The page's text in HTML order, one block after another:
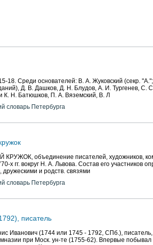
18. Среди основателей: В. А. Жуковский (секр.
Д. В. Дашков, Д. Н. Блудов, А. И. Тургенев, С.
К. Н. Батюшков, П. А. Вяземский, В. Л
словарь Петербурга
объединение писателей, художников,
х гг. вокруг Н. А. Львова. Состав его участников
дружескими и родств. связями
словарь Петербурга
писатель
Иванович (1744 или 1745 - 1792, СПб.), писатель,
при Моск. ун-те (1755-62). Впервые